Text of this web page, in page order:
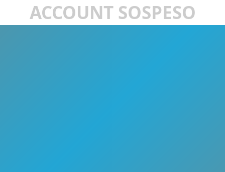
ACCOUNT SOSPESO